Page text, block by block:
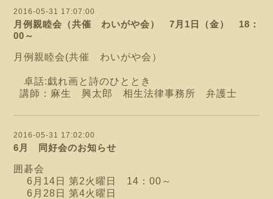
2016-05-31 17:07:00
月例親睦会（共催 わいがや会） 7月1日（金） 18：
00～
月例親睦会(共催 わいがや会）
卓話:戯れ画と詩のひととき
講師：麻生 興太郎 相生法律事務所 弁護士
2016-05-31 17:02:00
6月 同好会のお知らせ
囲碁会
6月14日 第2火曜日 14：00～
6月28日 第4火曜日